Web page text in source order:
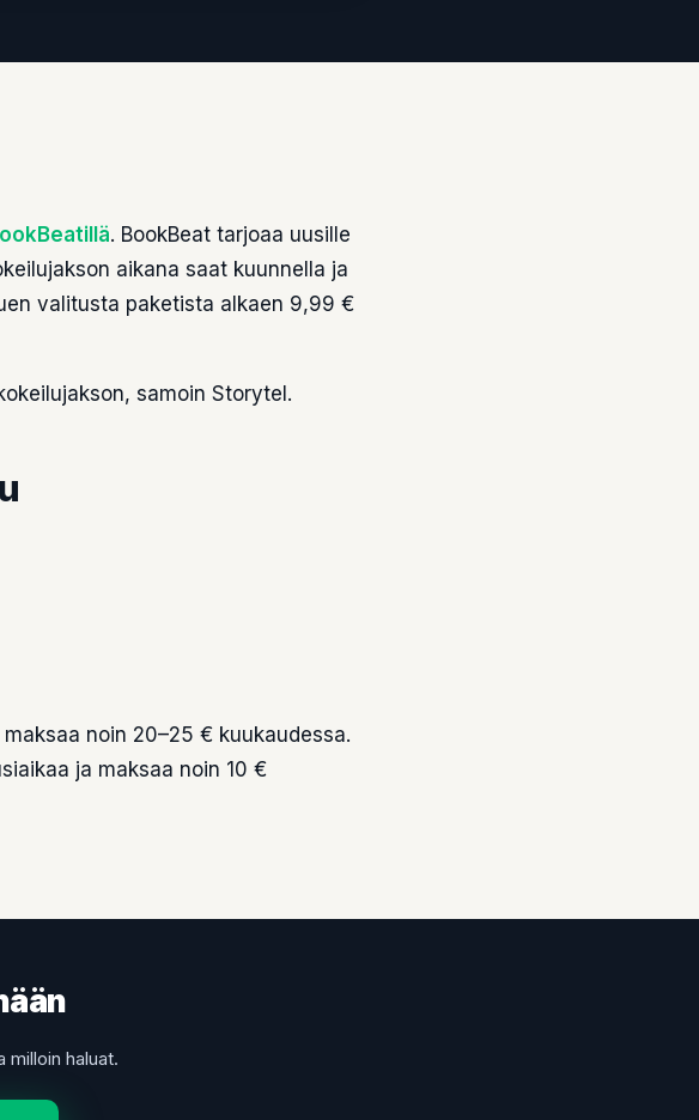
. BookBeat tarjoaa uusille
aikana saat kuunnella ja
valitusta paketista alkaen 9,99 €
samoin Storytel.
noin 20–25 € kuukaudessa.
ja maksaa noin 10 €
milloin haluat.